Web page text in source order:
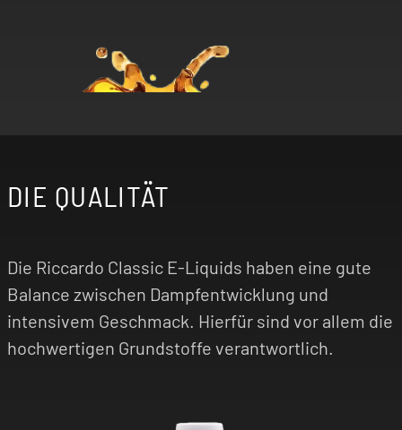
DIE QUALITÄT
Die Riccardo Classic E-Liquids haben eine gute
Balance zwischen Dampfentwicklung und
intensivem Geschmack. Hierfür sind vor allem die
hochwertigen Grundstoffe verantwortlich.